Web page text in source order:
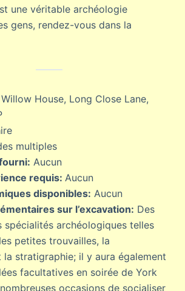
une véritable archéologie
gens, rendez-vous dans la
Willow House, Long Close Lane,
multiples
Aucun
requis: Aucun
disponibles: Aucun
sur l’excavation: Des
spécialités archéologiques telles
petites trouvailles, la
stratigraphie; il y aura également
facultatives en soirée de York
occasions de socialiser